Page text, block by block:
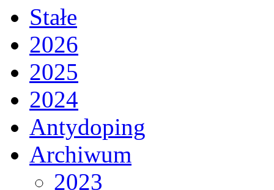
Stałe
2026
2025
2024
Antydoping
Archiwum
2023